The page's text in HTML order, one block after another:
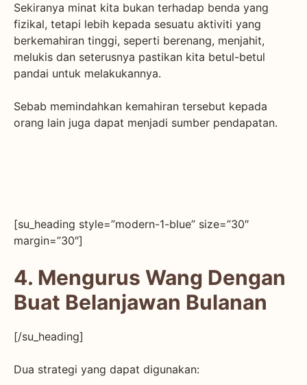
Sekiranya minat kita bukan terhadap benda yang
fizikal, tetapi lebih kepada sesuatu aktiviti yang
berkemahiran tinggi, seperti berenang, menjahit,
melukis dan seterusnya pastikan kita betul-betul
pandai untuk melakukannya.
Sebab memindahkan kemahiran tersebut kepada
orang lain juga dapat menjadi sumber pendapatan.
[su_heading style=”modern-1-blue” size=”30″
margin=”30″]
4. Mengurus Wang Dengan
Buat Belanjawan Bulanan
[/su_heading]
Dua strategi yang dapat digunakan: